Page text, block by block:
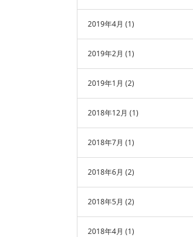
2019年4月 (1)
2019年2月 (1)
2019年1月 (2)
2018年12月 (1)
2018年7月 (1)
2018年6月 (2)
2018年5月 (2)
2018年4月 (1)